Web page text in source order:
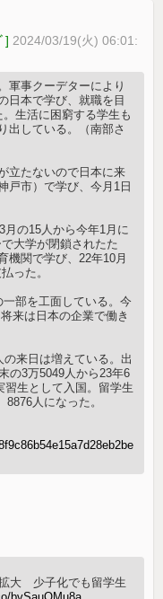
] 2024/03/19(火) 06:01:
軍事クーデターにより
日本で学び、就職を目
生活に困窮する学生も
出している。（南部さ
立たないので日本に来
戸市）で学び、今月1日
月の15人から今年1月に
大学が閉鎖されたた
機関で学び、22年10月
った。
部を工面している。今
来は日本の企業で働き
来日は増えている。出
の3万5049人から23年6
習生として入国。留学生
人になった。
大 少子化でも留学生